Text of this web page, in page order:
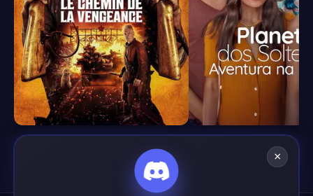
7.3 4.8
×